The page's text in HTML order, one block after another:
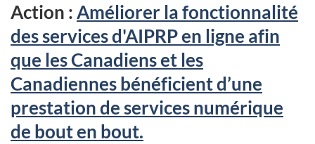
Action :Améliorer la fonctionnalité
des services d'AIPRP en ligne afin
que les Canadiens et les
Canadiennes bénéficient d’une
prestation de services numérique
de bout en bout.